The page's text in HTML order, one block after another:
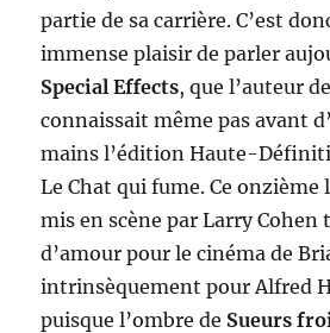
partie de sa carrière. C’est
immense plaisir de parler
Special Effects, que l’auteur
connaissait même pas avant
mains l’édition Haute-
Le Chat qui fume. Ce
mis en scène par Larry Cohen
d’amour pour le cinéma de
intrinsèquement pour Alfred
puisque l’ombre de Sueurs